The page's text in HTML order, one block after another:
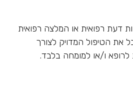
דעת רפואית או המלצה רפואית
את הטיפול המדויק לצורך
לרופא ו/או למומחה בלבד.